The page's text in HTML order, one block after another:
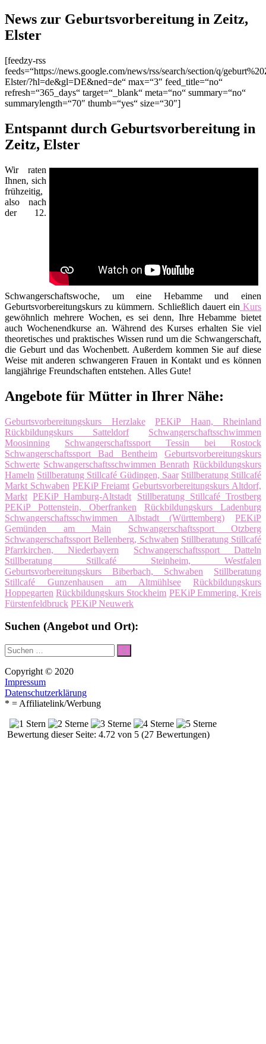
News zur Geburtsvorbereitung in Zeitz,
Elster
[feedzy-rss
feeds=“https://news.google.com/news/rss/search/section/q/
Elster/?hl=de&gl=DE&ned=de“ max=“3″ feed_title=“no“
refresh=“365_days“ target=“_blank“ meta=“no“ summary=“no“
summarylength=“70″ thumb=“yes“ size=“30″]
Entspannt durch Geburtsvorbereitung in
Zeitz, Elster
Wir raten
Ihnen, sich
frühzeitig,
also nach
der 12.
Schwangerschaftswoche, um eine Hebamme und einen
Geburtsvorbereitungskurs zu kümmern. Schließlich dauert ein Kurs
gewöhnlich mehrere Wochen, es sei denn, Ihre Hebamme bietet
auch Wochenendkurse an. Während des Kurses erhalten Sie viel
theoretisches und praktisches Wissen rund um die Schwangerschaft,
die Geburt und das Wochenbett. Außerdem kommen Sie auf diese
Weise mit anderen schwangeren Frauen in Kontakt und es können
langjährige Freundschaften entstehen. Alles Gute!
Angebote für Mütter in Ihrer Nähe:
Geburtsvorbereitungskurs Herzlake
PEKiP Haan, Rheinland
Rückbildungskurs Satteldorf
Schwangerschaftsschwimmen
Moosinning
Schwangerschaftssport Tessin bei Rostock
Schwangerschaftssport Bad Bentheim
Geburtsvorbereitungskurs
Schwerte Schwangerschaftsschwimmen Benrath Rückbildungskurs
Hameln Stillberatung Stillcafé Güdingen, Saar Stillberatung Stillcafé
Markt Schwaben PEKiP Freiamt Geburtsvorbereitungskurs Altdorf,
Markt PEKiP Hamburg-Altstadt
Stillberatung Stillcafé Trostberg
PEKiP Pottenstein, Oberfranken
Rückbildungskurs Ladenburg
Schwangerschaftsschwimmen Albstadt (Württemberg)
PEKiP
Gemünden am Main
Schwangerschaftssport Otzberg
Schwangerschaftssport Bellenberg, Schwaben Stillberatung Stillcafé
Pfarrkirchen, Niederbayern
Schwangerschaftssport Datteln
Stillberatung Stillcafé Steinheim, Westfalen
Geburtsvorbereitungskurs Biberbach, Schwaben
Stillberatung
Stillcafé Gunzenhausen am Altmühlsee
Rückbildungskurs
Hoppegarten Rückbildungskurs Stockheim PEKiP Emmering, Kreis
Fürstenfeldbruck PEKiP Neuwerk
Suchen (Angebot und Ort):
Suche
nach:
Suchen
Copyright © 2020
Impressum
Datenschutzerklärung
* = Affiliatelink/Werbung
Bewertung dieser Seite: 4.72 von 5 (27 Bewertungen)